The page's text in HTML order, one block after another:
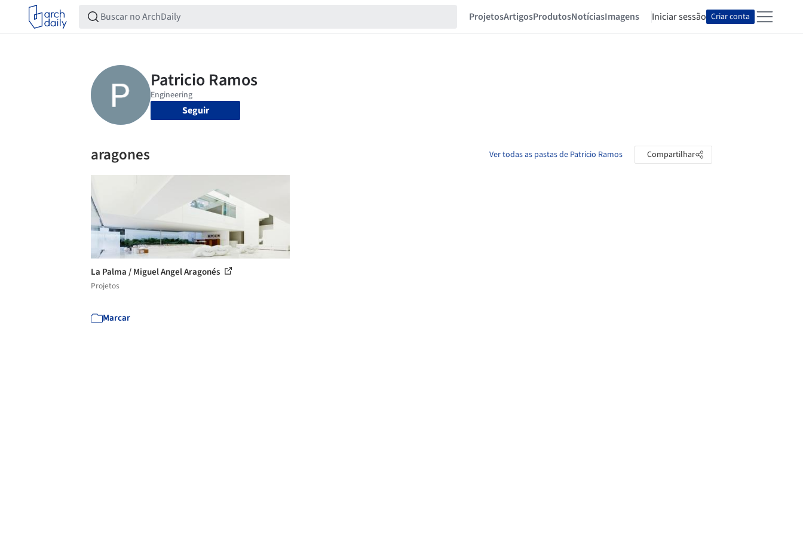
ProjetosArtigosProdutosNotíciasImagens Iniciar sessão Criar conta
Seguir
aragones Ver todas as pastas de Patricio Ramos Compartilhar
La Palma / Miguel Angel Aragonés
Projetos
Marcar